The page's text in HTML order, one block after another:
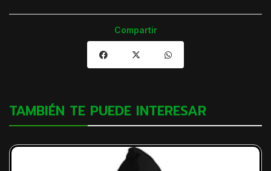
Compartir
TAMBIÉN TE PUEDE INTERESAR